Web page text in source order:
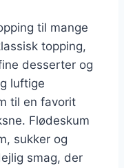
til mange
topping,
desserter og
luftige
til en favorit
Flødeskum
sukker og
smag, der